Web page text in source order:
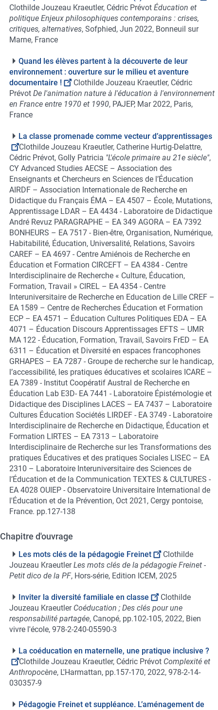
Clothilde Jouzeau Kraeutler, Cédric Prévot Éducation et
politique Enjeux philosophiques contemporains : crises,
critiques, alternatives, Sofphied, Jun 2022, Bonneuil sur
Marne, France
Quand les élèves partent à la découverte de leur
environnement : ouverture sur le milieu et aventure
documentaire !
Clothilde Jouzeau Kraeutler, Cédric
Prévot De l'animation nature à l'éducation à l'environnement
en France entre 1970 et 1990, PAJEP, Mar 2022, Paris,
France
La classe promenade comme vecteur d’apprentissages
Clothilde Jouzeau Kraeutler, Catherine Hurtig-Delattre,
Cédric Prévot, Golly Patricia "L'école primaire au 21e siècle",
CY Advanced Studies AECSE – Association des
Enseignants et Chercheurs en Sciences de l’Éducation
AIRDF – Association Internationale de Recherche en
Didactique du Français ÉMA – EA 4507 – École, Mutations,
Apprentissage LDAR – EA 4434 - Laboratoire de Didactique
André Revuz PARAGRAPHE – EA 349 AGORA – EA 7392
BONHEURS – EA 7517 - Bien-être, Organisation, Numérique,
Habitabilité, Éducation, Universalité, Relations, Savoirs
CAREF – EA 4697 - Centre Amiénois de Recherche en
Éducation et Formation CIRCEFT – EA 4384 - Centre
Interdisciplinaire de Recherche « Culture, Éducation,
Formation, Travail » CIREL – EA 4354 - Centre
Interuniversitaire de Recherche en Education de Lille CREF –
EA 1589 – Centre de Recherches Éducation et Formation
ECP – EA 4571 – Éducation Cultures Politiques EDA – EA
4071 – Éducation Discours Apprentissages EFTS – UMR
MA 122 - Éducation, Formation, Travail, Savoirs FrED – EA
6311 – Éducation et Diversité en espaces francophones
GRHAPES – EA 7287 - Groupe de recherche sur le handicap,
l’accessibilité, les pratiques éducatives et scolaires ICARE –
EA 7389 - Institut Coopératif Austral de Recherche en
Éducation Lab E3D- EA 7441 - Laboratoire Épistémologie et
Didactique des Disciplines LACES – EA 7437 – Laboratoire
Cultures Éducation Sociétés LIRDEF - EA 3749 - Laboratoire
Interdisciplinaire de Recherche en Didactique, Éducation et
Formation LIRTES – EA 7313 – Laboratoire
Interdisciplinaire de Recherche sur les Transformations des
pratiques Éducatives et des pratiques Sociales LISEC – EA
2310 – Laboratoire Interuniversitaire des Sciences de
l’Éducation et de la Communication TEXTES & CULTURES -
EA 4028 OUIEP - Observatoire Universitaire International de
l'Éducation et de la Prévention, Oct 2021, Cergy pontoise,
France. pp.127-138
Chapitre d'ouvrage
Les mots clés de la pédagogie Freinet
Clothilde
Jouzeau Kraeutler Les mots clés de la pédagogie Freinet -
Petit dico de la PF, Hors-série, Edition ICEM, 2025
Inviter la diversité familiale en classe
Clothilde
Jouzeau Kraeutler Coéducation ; Des clés pour une
responsabilité partagée, Canopé, pp.102-105, 2022, Bien
vivre l'école, 978-2-240-05590-3
La coéducation en maternelle, une pratique inclusive ?
Clothilde Jouzeau Kraeutler, Cédric Prévot Complexité et
Anthropocène, L'Harmattan, pp.157-170, 2022, 978-2-14-
030357-9
Pédagogie Freinet et suppléance. L’aménagement de